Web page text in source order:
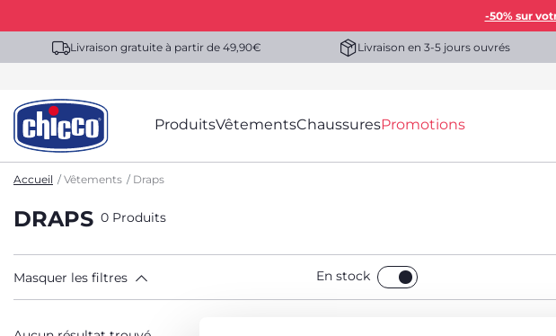
-50% sur
Livraison gratuite à partir de 49,90€ Livraison en 3-5 jours ouvrés
ProduitsVêtementsChaussuresPromotions
Accueil Vêtements Draps
DRAPS 0 Produits
Masquer les filtres En stock